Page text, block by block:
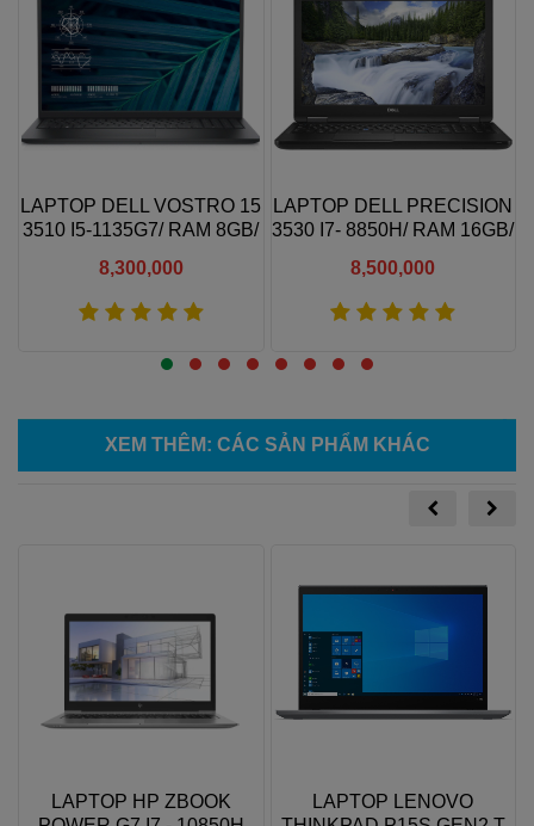
LAPTOP DELL VOSTRO 15
3510 I5-1135G7/ RAM 8GB/
FHD
8,300,000
Xem thêm
LAPTOP DELL PRECISION
3530 I7- 8850H/ RAM 16GB/
QUADRO P600/ 15.6″ FHD
8,500,000
Xem thêm
XEM THÊM: CÁC SẢN PHẨM KHÁC
LAPTOP HP ZBOOK
LAPTOP LENOVO